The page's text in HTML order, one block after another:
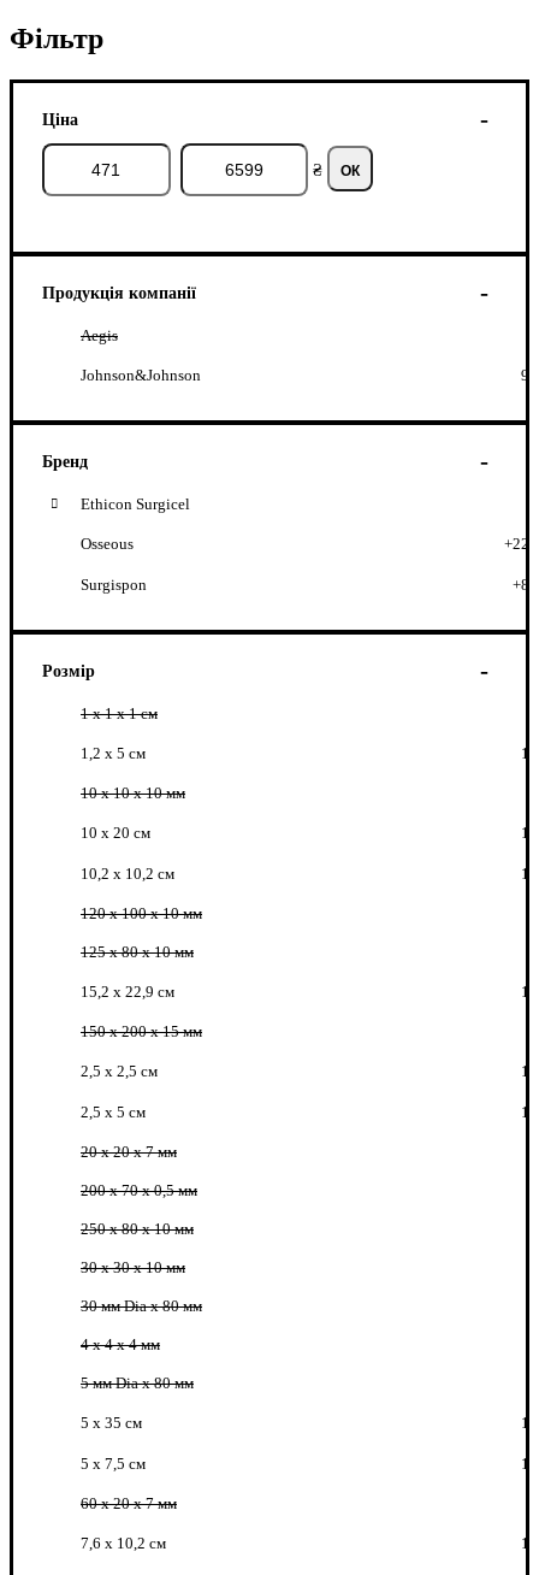
Фільтр
Ціна
₴ ОК
Продукція компанії
Aegis
Johnson&Johnson 9
Бренд
Ethicon Surgicel
Osseous +22
Surgispon +8
Розмір
1 х 1 х 1 см
1,2 х 5 см 1
10 x 10 x 10 мм
10 х 20 см 1
10,2 х 10,2 см 1
120 x 100 x 10 мм
125 x 80 x 10 мм
15,2 х 22,9 см 1
150 x 200 x 15 мм
2,5 х 2,5 см 1
2,5 х 5 см 1
20 x 20 x 7 мм
200 x 70 x 0,5 мм
250 x 80 x 10 мм
30 x 30 x 10 мм
30 мм Dia x 80 мм
4 x 4 x 4 мм
5 мм Dia x 80 мм
5 х 35 см 1
5 х 7,5 см 1
60 x 20 x 7 мм
7,6 х 10,2 см 1